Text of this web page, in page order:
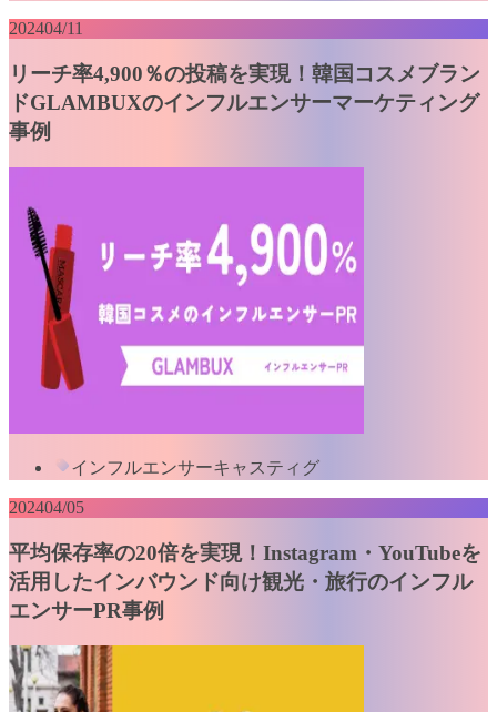
202404/11
リーチ率4,900％の投稿を実現！韓国コスメブラン
ドGLAMBUXのインフルエンサーマーケティング
事例
インフルエンサーキャスティグ
202404/05
平均保存率の20倍を実現！Instagram・YouTubeを
活用したインバウンド向け観光・旅行のインフル
エンサーPR事例